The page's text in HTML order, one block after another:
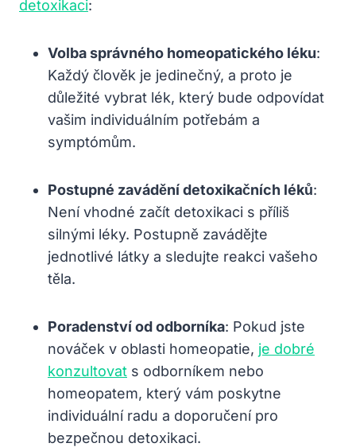
detoxikaci:
Volba správného ​homeopatického léku:
Každý člověk je jedinečný, ⁢a​ proto ⁣je
důležité vybrat lék, který ⁤bude odpovídat
vašim⁢ individuálním potřebám a
symptómům.
Postupné‌ zavádění detoxikačních léků:
Není‌ vhodné ⁤začít detoxikaci s příliš
silnými ‍léky. Postupně ‍zavádějte
jednotlivé látky a sledujte reakci vašeho⁣
těla.
Poradenství od odborníka: Pokud ⁢jste
⁤nováček v oblasti homeopatie,‌ je dobré
konzultovat s odborníkem nebo
homeopatem, který vám poskytne⁢
individuální radu⁣ a doporučení pro
bezpečnou detoxikaci.